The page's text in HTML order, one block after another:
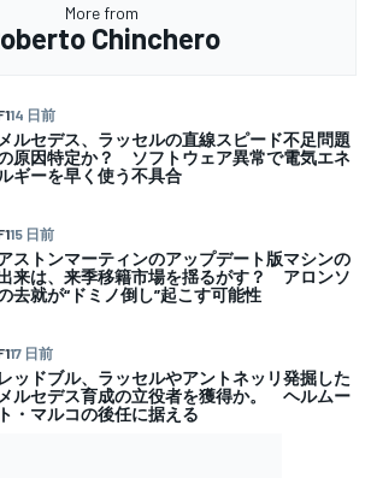
More from
Chinchero
14 日前
メルセデス、ラッセルの直線スピード不足問題
原因特定か？ ソフトウェア異常で電気エネ
ギーを早く使う不具合
15 日前
ストンマーティンのアップデート版マシンの
来は、来季移籍市場を揺るがす？ アロンソ
去就が“ドミノ倒し”起こす可能性
17 日前
レッドブル、ラッセルやアントネッリ発掘した
メルセデス育成の立役者を獲得か。 ヘルムー
ト・マルコの後任に据える